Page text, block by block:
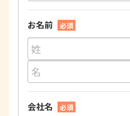
お名前 必須
会社名 必須